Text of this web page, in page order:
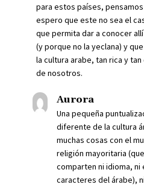
para estos países,
espero que este no sea el
que permita dar a conocer
(y porque no la yeclana) y
la cultura arabe, tan rica y
de nosotros.
Aurora
Una pequeña
diferente de la cultura
muchas cosas con el
religión mayoritaria
comparten ni idioma,
caracteres del árabe),